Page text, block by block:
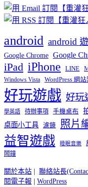
android android
Google Chrome Google
iPad iPhone LINE
Windows Vista WordPress 網
好玩遊戲 好玩
學英語 待辦事項 手機桌布
桌面小工具 濾鏡 照片
益智遊戲 睡眠音樂
鬧鐘
關於本站 | 聯絡站長
閱電子報 | WordPress